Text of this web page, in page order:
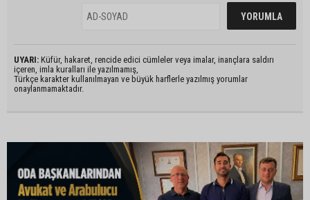
UYARI: Küfür, hakaret, rencide edici cümleler veya imalar, inançlara saldırı
içeren, imla kuralları ile yazılmamış,
Türkçe karakter kullanılmayan ve büyük harflerle yazılmış yorumlar
onaylanmamaktadır.